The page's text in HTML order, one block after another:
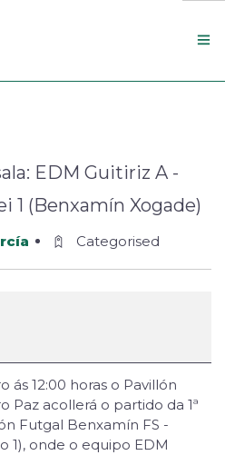
EDM Guitiriz A -
1 (Benxamín Xogade)
Categorised
ás 12:00 horas o Pavillón
Paz acollerá o partido da 1ª
Futgal Benxamín FS -
1), onde o equipo EDM